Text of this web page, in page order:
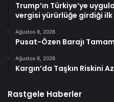
Trump’ın Türkiye’ye
vergisi yürürlüğe girdiği ilk
Ağustos 8, 2026
Pusat-Özen Barajı
Ağustos 8, 2026
Kargın’da Taşkın Riskini
Rastgele Haberler